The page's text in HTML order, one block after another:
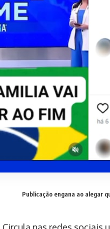
Publicação engana ao alegar
Circula nas redes sociais